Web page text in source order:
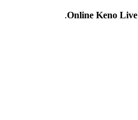
Online Keno Live